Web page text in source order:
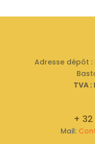
Adresse dépôt :
TVA :
+
Mail: